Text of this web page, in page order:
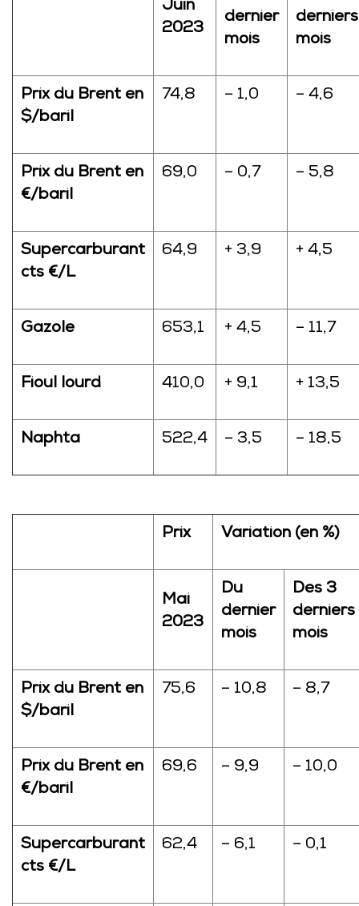
Juin
2023
dernier
mois
derniers
mois
Prix du Brent en
$/baril
74,8 – 1,0 – 4,6
Prix du Brent en
€/baril
69,0 – 0,7 – 5,8
Supercarburant
cts €/L
64,9 + 3,9 + 4,5
Gazole 653,1 + 4,5 – 11,7
Fioul lourd 410,0 + 9,1 + 13,5
Naphta 522,4 – 3,5 – 18,5
Prix Variation (en %)
Mai
2023
Du
dernier
mois
Des 3
derniers
mois
Prix du Brent en
$/baril
75,6 – 10,8 – 8,7
Prix du Brent en
€/baril
69,6 – 9,9 – 10,0
Supercarburant
cts €/L
62,4 – 6,1 – 0,1